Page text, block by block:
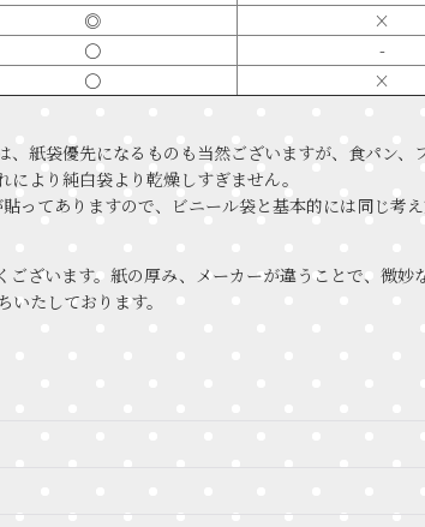
◎ ×
〇 -
〇 ×
紙袋優先になるものも当然ございますが、食パン
より純白袋より乾燥しすぎません。
てありますので、ビニール袋と基本的には同じ考
ざいます。紙の厚み、メーカーが違うことで、微
たしております。